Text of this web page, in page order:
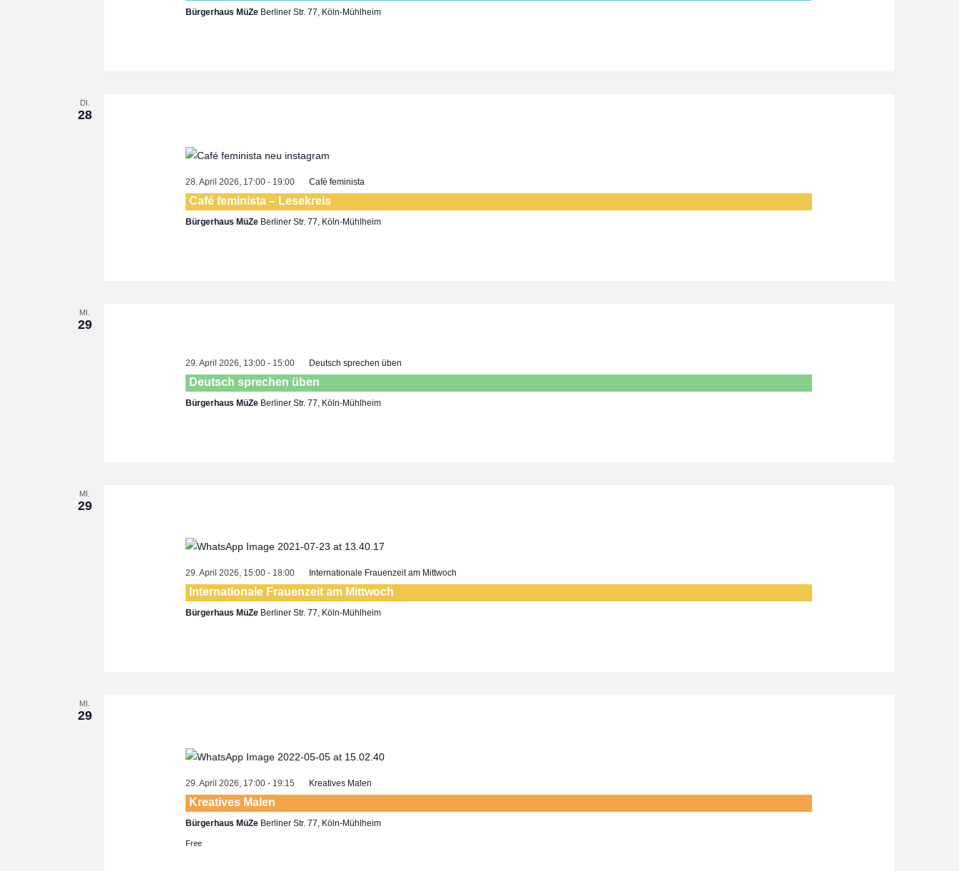
Bürgerhaus MüZe Berliner Str. 77, Köln-Mühlheim
DI.
28
28. April 2026, 17:00- 19:00 Café feminista
Café feminista – Lesekreis
Bürgerhaus MüZe Berliner Str. 77, Köln-Mühlheim
MI.
29
29. April 2026, 13:00- 15:00 Deutsch sprechen üben
Deutsch sprechen üben
Bürgerhaus MüZe Berliner Str. 77, Köln-Mühlheim
MI.
29
29. April 2026, 15:00- 18:00 Internationale Frauenzeit am Mittwoch
Internationale Frauenzeit am Mittwoch
Bürgerhaus MüZe Berliner Str. 77, Köln-Mühlheim
MI.
29
29. April 2026, 17:00- 19:15 Kreatives Malen
Kreatives Malen
Bürgerhaus MüZe Berliner Str. 77, Köln-Mühlheim
Free